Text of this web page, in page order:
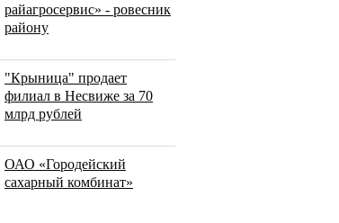
райагросервис» - ровесник
району
"Крыница" продает
филиал в Несвиже за 70
млрд рублей
ОАО «Городейский
сахарный комбинат»